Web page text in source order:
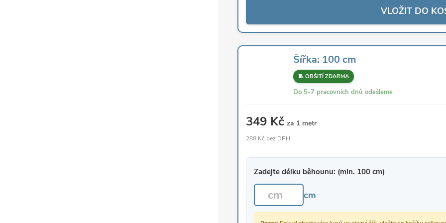
VLOŽIT DO
Šířka: 100 cm
🧵 OBŠITÍ ZDARMA
Do 5-7 pracovních dnů odešleme
349 Kč za 1 metr
288 Kč bez DPH
Zadejte délku běhounu: (min. 100 cm)
cm